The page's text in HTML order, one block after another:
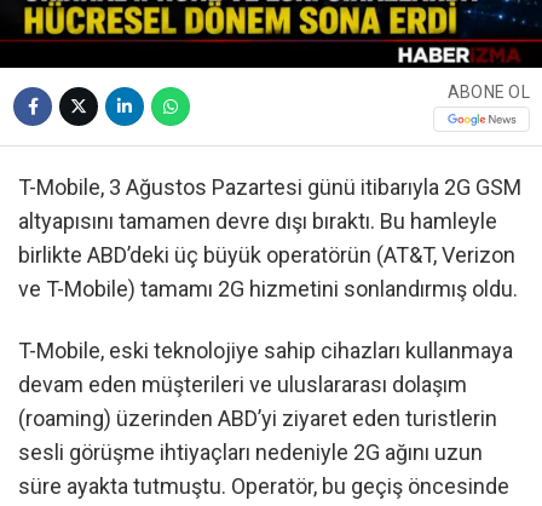
ABONE OL
T-Mobile, 3 Ağustos Pazartesi günü itibarıyla 2G GSM
altyapısını tamamen devre dışı bıraktı. Bu hamleyle
birlikte ABD’deki üç büyük operatörün (AT&T, Verizon
ve T-Mobile) tamamı 2G hizmetini sonlandırmış oldu.
T-Mobile, eski teknolojiye sahip cihazları kullanmaya
devam eden müşterileri ve uluslararası dolaşım
(roaming) üzerinden ABD’yi ziyaret eden turistlerin
sesli görüşme ihtiyaçları nedeniyle 2G ağını uzun
süre ayakta tutmuştu. Operatör, bu geçiş öncesinde